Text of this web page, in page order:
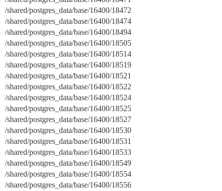
/shared/postgres_data/base/16400/18472
/shared/postgres_data/base/16400/18474
/shared/postgres_data/base/16400/18494
/shared/postgres_data/base/16400/18505
/shared/postgres_data/base/16400/18514
/shared/postgres_data/base/16400/18519
/shared/postgres_data/base/16400/18521
/shared/postgres_data/base/16400/18522
/shared/postgres_data/base/16400/18524
/shared/postgres_data/base/16400/18525
/shared/postgres_data/base/16400/18527
/shared/postgres_data/base/16400/18530
/shared/postgres_data/base/16400/18531
/shared/postgres_data/base/16400/18533
/shared/postgres_data/base/16400/18549
/shared/postgres_data/base/16400/18554
/shared/postgres_data/base/16400/18556